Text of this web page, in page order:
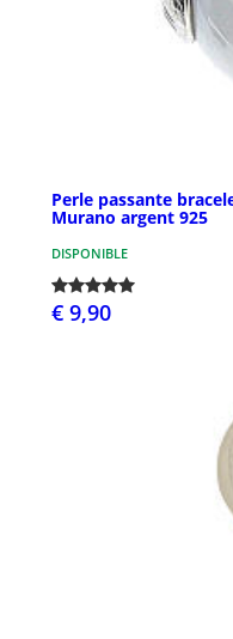
Perle passante
Murano argent 925
DISPONIBLE
€ 9,90